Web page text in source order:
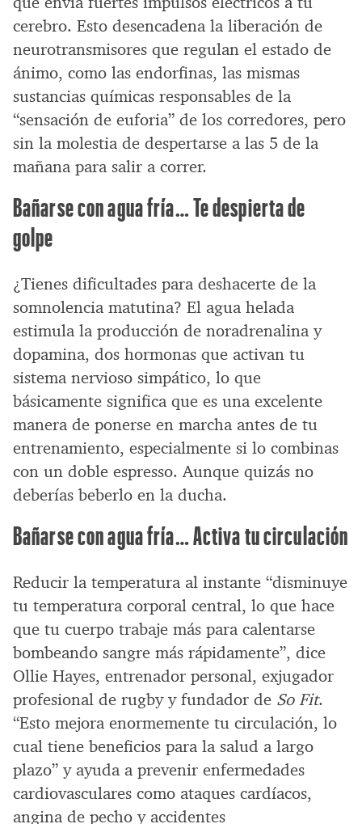
cerebro. Esto desencadena la liberación de
neurotransmisores que regulan el estado de
ánimo, como las endorfinas, las mismas
sustancias químicas responsables de la
“sensación de euforia” de los corredores, pero
sin la molestia de despertarse a las 5 de la
mañana para salir a correr.
Bañarse con agua fría… Te despierta de
golpe
¿Tienes dificultades para deshacerte de la
somnolencia matutina? El agua helada
estimula la producción de noradrenalina y
dopamina, dos hormonas que activan tu
sistema nervioso simpático, lo que
básicamente significa que es una excelente
manera de ponerse en marcha antes de tu
entrenamiento, especialmente si lo combinas
con un doble espresso. Aunque quizás no
deberías beberlo en la ducha.
Bañarse con agua fría… Activa tu circulación
Reducir la temperatura al instante “disminuye
tu temperatura corporal central, lo que hace
que tu cuerpo trabaje más para calentarse
bombeando sangre más rápidamente”, dice
Ollie Hayes, entrenador personal, exjugador
profesional de rugby y fundador de So Fit.
“Esto mejora enormemente tu circulación, lo
cual tiene beneficios para la salud a largo
plazo” y ayuda a prevenir enfermedades
cardiovasculares como ataques cardíacos,
angina de pecho y accidentes